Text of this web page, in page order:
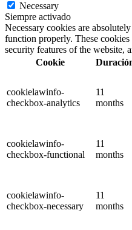
Necessary
Siempre activado
Necessary cookies are
function properly. These
security features of the website,
Cookie
cookielawinfo-
checkbox-analytics
11
months
cookielawinfo-
checkbox-functional
11
months
cookielawinfo-
checkbox-necessary
11
months